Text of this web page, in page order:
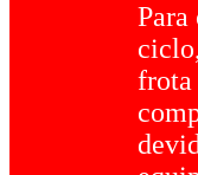
Para
frota